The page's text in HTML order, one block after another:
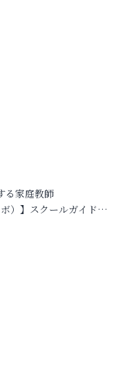
る家庭教師
）】スクールガイド…